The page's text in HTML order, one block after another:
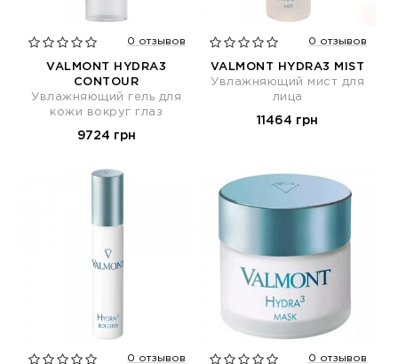
0 отзывов
VALMONT HYDRA3
CONTOUR
Увлажняющий гель для
кожи вокруг глаз
9724 грн
0 отзывов
VALMONT HYDRA3 MIST
Увлажняющий мист для
лица
11464 грн
0 отзывов 0 отзывов